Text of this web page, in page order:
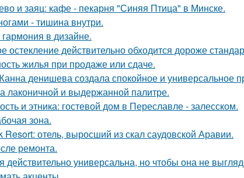
и заяц: кафе - пекарня "Синяя Птица" в Минске.
- тишина внутри.
в дизайне.
остекление действительно обходится дороже
жилья при продаже или сдаче.
денишева создала спокойное и универсальное
лаконичной и выдержанной палитре.
и этника: гостевой дом в Переславле - залесском.
зона.
Resort: отель, выросший из скал саудовской Аравии.
ремонта.
действительно универсальна, но чтобы она не